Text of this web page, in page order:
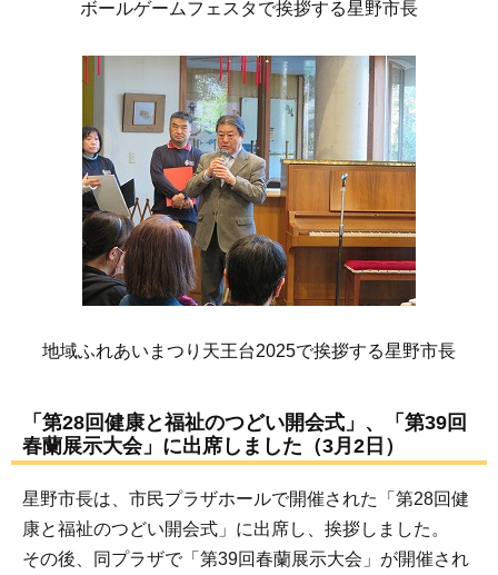
ボールゲームフェスタで挨拶する星野市長
地域ふれあいまつり天王台2025で挨拶する星野市長
「第28回健康と福祉のつどい開会式」、「第39回
春蘭展示大会」に出席しました（3月2日）
星野市長は、市民プラザホールで開催された「第28回健
康と福祉のつどい開会式」に出席し、挨拶しました。
その後、同プラザで「第39回春蘭展示大会」が開催され